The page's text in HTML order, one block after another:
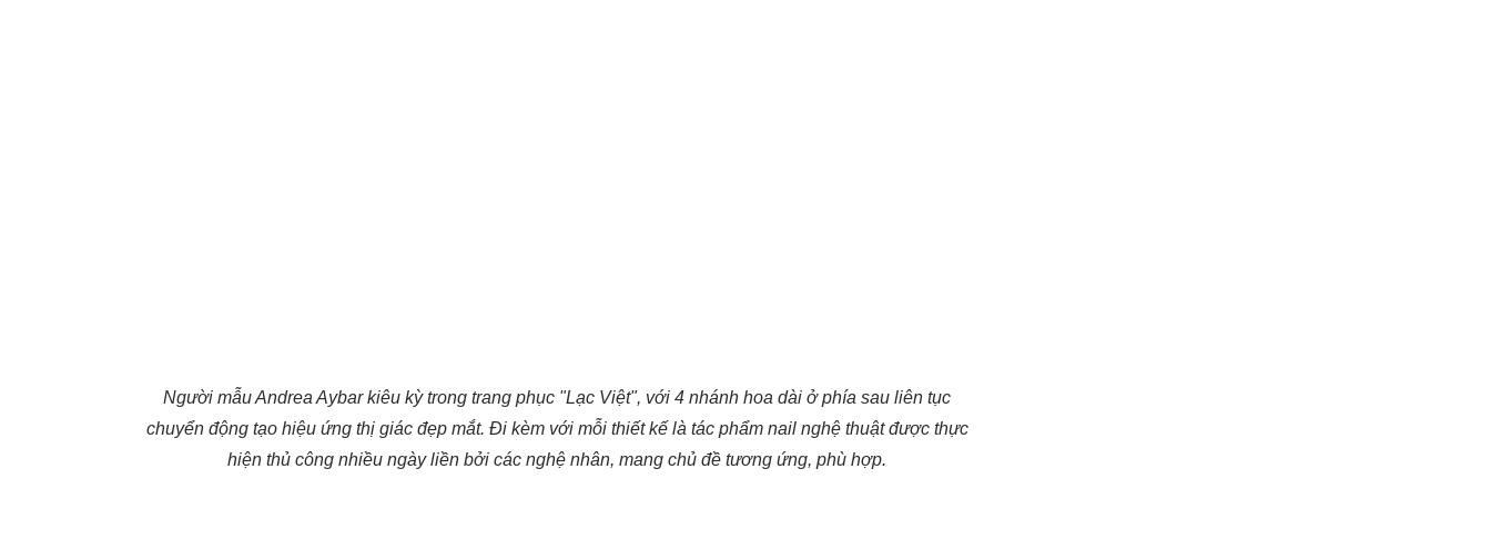
Người mẫu Andrea Aybar kiêu kỳ trong trang phục "Lạc Việt", với 4 nhánh hoa dài ở phía sau liên tục
chuyển động tạo hiệu ứng thị giác đẹp mắt. Đi kèm với mỗi thiết kế là tác phẩm nail nghệ thuật được thực
hiện thủ công nhiều ngày liền bởi các nghệ nhân, mang chủ đề tương ứng, phù hợp.